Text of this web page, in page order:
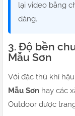
lại video bằng
dàng.
3. Độ bền
Mẫu Sơn
Với đặc thù khí
Mẫu Sơn hay các
Outdoor được